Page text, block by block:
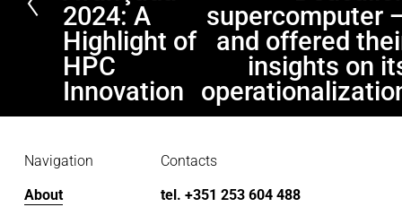
i
o
u
s
2024: A
Highlight of
HPC
Innovation
supercomputer
and offered
insights on
Contacts
tel. +351 253 604 488
Navigation
About